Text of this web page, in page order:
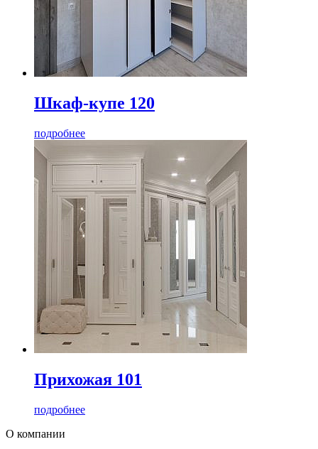
Шкаф-купе 120
подробнее
Прихожая 101
подробнее
О компании